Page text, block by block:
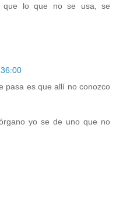
que lo que no se usa, se
pasa es que allí no conozco
yo se de uno que no